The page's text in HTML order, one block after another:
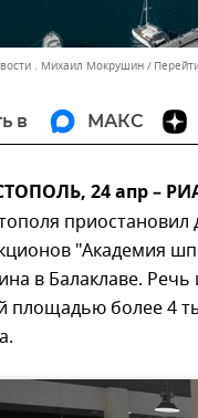
. Михаил Мокрушин
в МАКС
24 апр –
"Академия
в Балаклаве.
площадью более 4